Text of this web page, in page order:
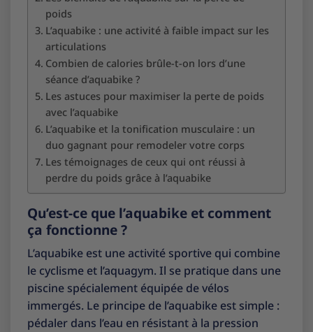
poids
L’aquabike : une activité à faible impact sur les
articulations
Combien de calories brûle-t-on lors d’une
séance d’aquabike ?
Les astuces pour maximiser la perte de poids
avec l’aquabike
L’aquabike et la tonification musculaire : un
duo gagnant pour remodeler votre corps
Les témoignages de ceux qui ont réussi à
perdre du poids grâce à l’aquabike
Qu’est-ce que l’aquabike et comment
ça fonctionne ?
L’aquabike est une activité sportive qui combine
le cyclisme et l’aquagym. Il se pratique dans une
piscine spécialement équipée de vélos
immergés. Le principe de l’aquabike est simple :
pédaler dans l’eau en résistant à la pression